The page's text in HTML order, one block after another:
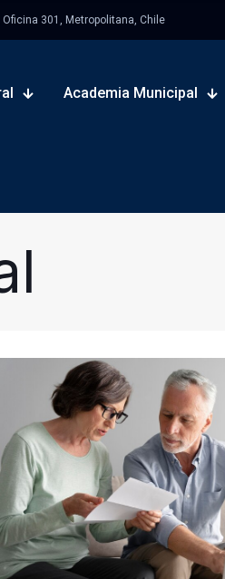
301, Metropolitana, Chile
Academia Municipal